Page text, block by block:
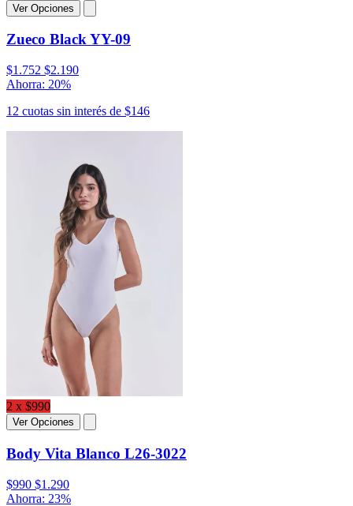
Ver Opciones
Zueco Black YY-09
$1.752 $2.190
Ahorra: 20%
12 cuotas sin interés de $146
2 x $990
Ver Opciones
Body Vita Blanco L26-3022
$990 $1.290
Ahorra: 23%